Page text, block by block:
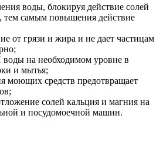
воды, блокируя действие солей
тем самым повышения действие
от грязи и жира и не дает частицам
на необходимом уровне в
и мытья;
моющих средств предотвращает
солей кальция и магния на
и посудомоечной машин.